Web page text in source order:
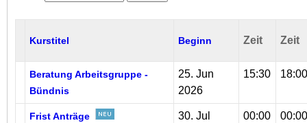
Kurstitel Beginn Zeit Zeit
Beratung Arbeitsgruppe -
Bündnis
25. Jun
2026
15:30
Frist Anträge
30. Jul
00:00